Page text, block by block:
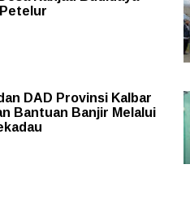
DAD Provinsi Kalbar
Bantuan Banjir Melalui